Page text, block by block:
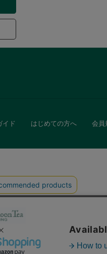
イド はじめての方へ 会員